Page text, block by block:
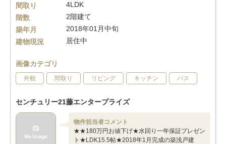
間取り
4LDK
階数
2階建て
築年月
2018年01月中旬
建物現況
居住中
画像カテゴリ
外観 間取り リビング キッチン バス
センチュリー21藤エンタープライズ
物件担当者コメント
★★180万円お値下げ★水回り一年保証プレゼン
ト★LDK15.5帖★2018年1月完成の築浅戸建